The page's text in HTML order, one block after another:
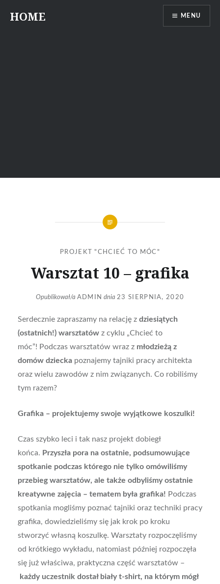
HOME MENU
PROJEKT "CHCIEĆ TO MÓC"
Warsztat 10 – grafika
Opublikował/a ADMIN dnia 23 SIERPNIA, 2020
Serdecznie zapraszamy na relację z dziesiątych
(ostatnich!) warsztatówz cyklu „Chcieć to
móc”! Podczas warsztatów wraz z młodzieżą z
domów dziecka poznajemy tajniki pracy architekta
oraz wielu zawodów z nim związanych. Co robiliśmy
tym razem?
Grafika – projektujemy swoje wyjątkowe koszulki!
Czas szybko leci i tak nasz projekt dobiegł
końca. Przyszła pora na ostatnie, podsumowujące
spotkanie podczas którego nie tylko omówiliśmy
przebieg warsztatów, ale także odbyliśmy ostatnie
kreatywne zajęcia – tematem była grafika! Podczas
spotkania mogliśmy poznać tajniki oraz techniki pracy
grafika, dowiedzieliśmy się jak krok po kroku
stworzyć własną koszulkę. Warsztaty rozpoczęliśmy
od krótkiego wykładu, natomiast później rozpoczęła
się już właściwa, praktyczna część warsztatów –
każdy uczestnik dostał biały t-shirt, na którym mógł